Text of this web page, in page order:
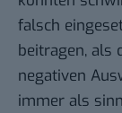
falsch
beitragen, als
negativen
immer als